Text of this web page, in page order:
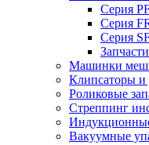
Серия
Серия
Серия
Машинки
Клипсаторы и
Роликовые
Стреппинг
Вакуумные